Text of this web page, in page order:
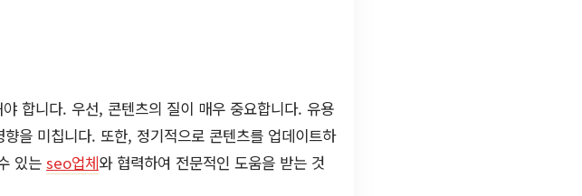
합니다. 우선, 콘텐츠의 질이 매우 중요합니다. 유용
을 미칩니다. 또한, 정기적으로 콘텐츠를 업데이트하
있는 seo업체와 협력하여 전문적인 도움을 받는 것